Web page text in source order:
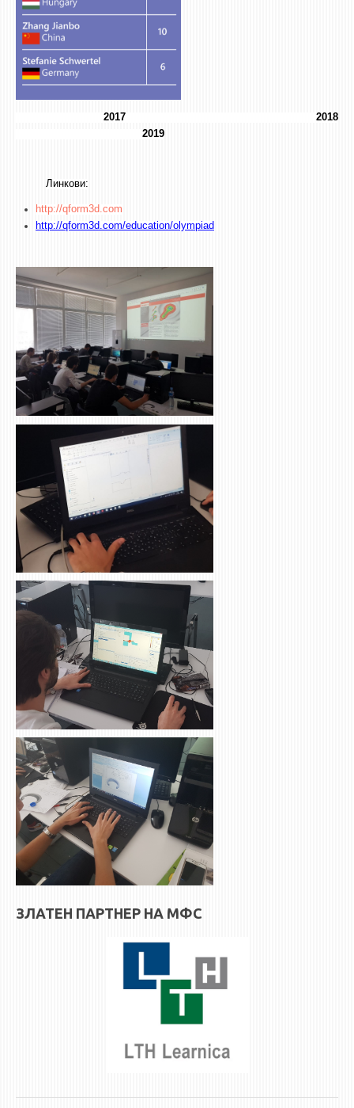
2017 2018
2019
Линкови:
http://qform3d.com
http://qform3d.com/education/olympiad
ЗЛАТЕН ПАРТНЕР НА МФС